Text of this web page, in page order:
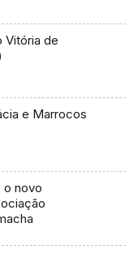
Vitória de
e Marrocos
o novo